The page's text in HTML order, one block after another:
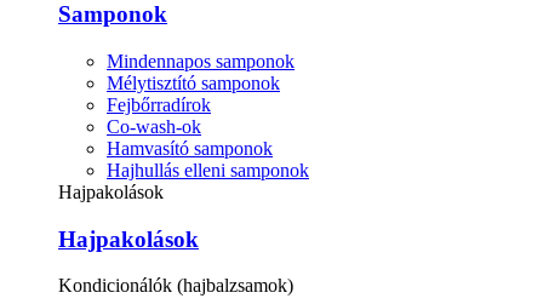
Samponok
Mindennapos samponok
Mélytisztító samponok
Fejbőrradírok
Co-wash-ok
Hamvasító samponok
Hajhullás elleni samponok
Hajpakolások
Hajpakolások
Kondicionálók (hajbalzsamok)